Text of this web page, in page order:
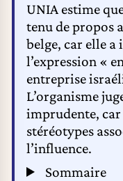
UNIA estime
tenu de propos
belge, car elle
l’expression «
entreprise
L’organisme
imprudente,
stéréotypes
l’influence.
Sommaire